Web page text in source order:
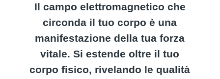
Il campo elettromagnetico che
circonda il tuo corpo è una
manifestazione della tua forza
vitale. Si estende oltre il tuo
corpo fisico, rivelando le qualità